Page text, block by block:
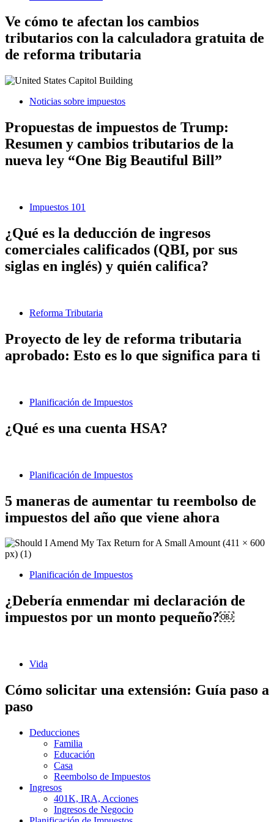
Ve cómo te afectan los cambios
tributarios con la calculadora gratuita de
de reforma tributaria
Noticias sobre impuestos
Propuestas de impuestos de Trump:
Resumen y cambios tributarios de la
nueva ley “One Big Beautiful Bill”
Impuestos 101
¿Qué es la deducción de ingresos
comerciales calificados (QBI, por sus
siglas en inglés) y quién califica?
Reforma Tributaria
Proyecto de ley de reforma tributaria
aprobado: Esto es lo que significa para ti
Planificación de Impuestos
¿Qué es una cuenta HSA?
Planificación de Impuestos
5 maneras de aumentar tu reembolso de
impuestos del año que viene ahora
Planificación de Impuestos
¿Debería enmendar mi declaración de
impuestos por un monto pequeño?￼
Vida
Cómo solicitar una extensión: Guía paso a
paso
Deducciones
Familia
Educación
Casa
Reembolso de Impuestos
Ingresos
401K, IRA, Acciones
Ingresos de Negocio